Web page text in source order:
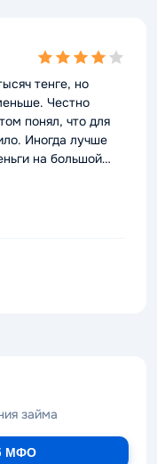
4,0
rating
тенге, но
Честно
понял, что для
Иногда лучше
на большой
на
займа
МФО